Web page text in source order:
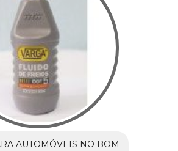
AUTOMÓVEIS NO BOM